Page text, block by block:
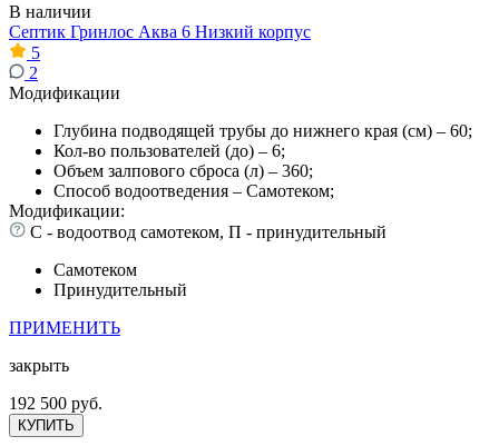
В наличии
Септик Гринлос Аква 6 Низкий корпус
5
2
Модификации
Глубина подводящей трубы до нижнего края (см) – 60;
Кол-во пользователей (до) – 6;
Объем залпового сброса (л) – 360;
Способ водоотведения – Самотеком;
Модификации:
С - водоотвод самотеком, П - принудительный
Самотеком
Принудительный
ПРИМЕНИТЬ
закрыть
192 500 руб.
КУПИТЬ